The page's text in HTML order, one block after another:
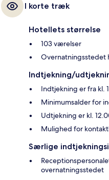
I korte træk
Hotellets størrelse
103 værelser
Overnatningsstedet
Indtjekning/
Indtjekning er fra kl.
Minimumsalder for
Udtjekning er kl.
Mulighed for
Særlige
overnatningsstedet